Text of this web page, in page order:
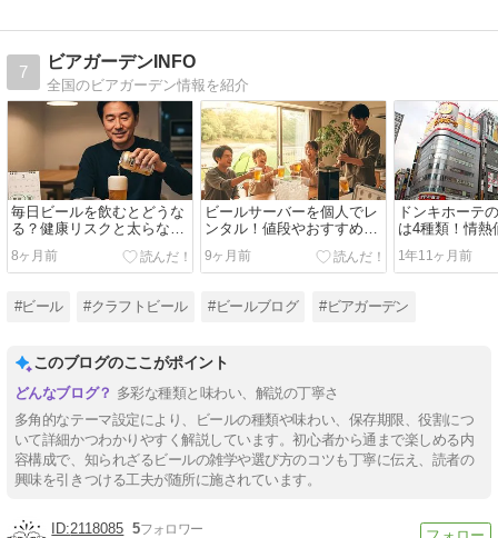
7
ビアガーデンINFO
全国のビアガーデン情報を紹介
毎日ビールを飲むとどうな
る？健康リスクと太らない
適量を解説
8ヶ月前
ビールサーバーを個人でレ
ンタル！値段やおすすめの
機種を徹底解説
9ヶ月前
ドンキホーテ
は4種類！情熱
フトビールを
た
1年11ヶ月前
#ビール #クラフトビール #ビールブログ #ビアガーデン
このブログのここがポイント
多彩な種類と味わい、解説の丁寧さ
多角的なテーマ設定により、ビールの種類や味わい、保存期限、役割につ
いて詳細かつわかりやすく解説しています。初心者から通まで楽しめる内
容構成で、知られざるビールの雑学や選び方のコツも丁寧に伝え、読者の
興味を引きつける工夫が随所に施されています。
2118085 5